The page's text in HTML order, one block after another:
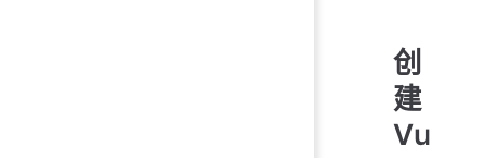
创
建
Vu